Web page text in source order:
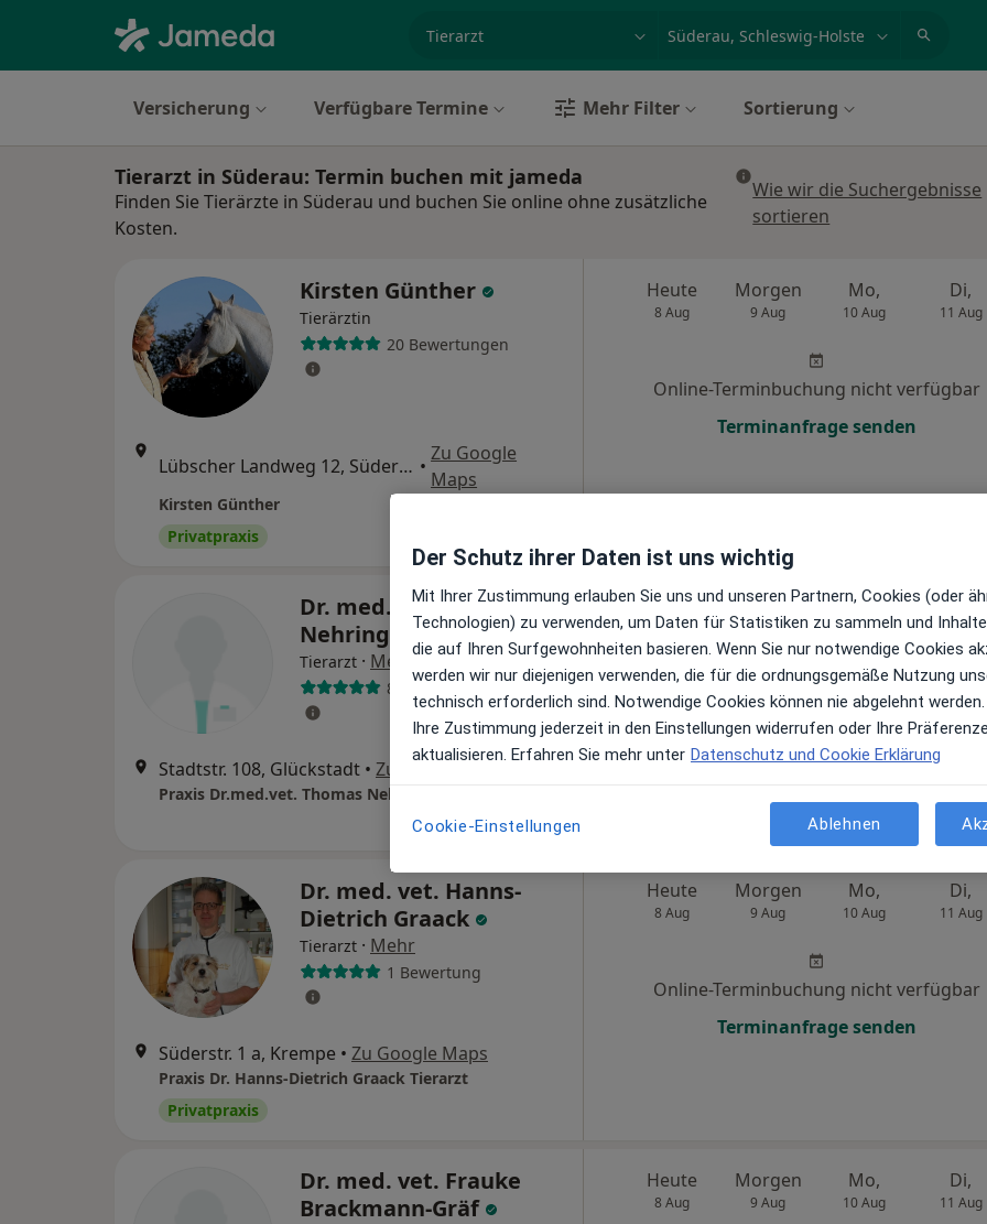
Versicherung Verfügbare Termine Mehr Filter Sortierung
Tierarzt in Süderau: Termin buchen mit jameda
Finden Sie Tierärzte in Süderau und buchen Sie online ohne zusätzliche
Kosten.
Wie wir die Suchergebnisse
sortieren
Kirsten Günther
Tierärztin
20 Bewertungen
Lübscher Landweg 12, Süderau •
Zu Google
Maps
Kirsten Günther
Privatpraxis
Heute
8 Aug
Morgen
9 Aug
Mo,
10 Aug
Di,
11 Aug
Online-Terminbuchung nicht verfügbar
Terminanfrage senden
Dr. med. vet. Thomas
Nehring
Tierarzt · Mehr
8 Bewertungen
Stadtstr. 108, Glückstadt • Zu Google Maps
Praxis Dr.med.vet. Thomas Nehring Tierarzt
Heute
8 Aug
Morgen
9 Aug
Mo,
10 Aug
Di,
11 Aug
Online-Terminbuchung nicht verfügbar
Terminanfrage senden
Dr. med. vet. Hanns-
Dietrich Graack
Tierarzt · Mehr
1 Bewertung
Süderstr. 1 a, Krempe • Zu Google Maps
Praxis Dr. Hanns-Dietrich Graack Tierarzt
Privatpraxis
Heute
8 Aug
Morgen
9 Aug
Mo,
10 Aug
Di,
11 Aug
Online-Terminbuchung nicht verfügbar
Terminanfrage senden
Dr. med. vet. Frauke
Brackmann-Gräf
Heute
8 Aug
Morgen
9 Aug
Mo,
10 Aug
Di,
11 Aug
Der Schutz ihrer Daten ist uns wichtig
Mit Ihrer Zustimmung erlauben Sie uns und unseren Partnern, Cookies (oder
Technologien) zu verwenden, um Daten für Statistiken zu sammeln und
die auf Ihren Surfgewohnheiten basieren. Wenn Sie nur notwendige Cookies
werden wir nur diejenigen verwenden, die für die ordnungsgemäße Nutzung
technisch erforderlich sind. Notwendige Cookies können nie abgelehnt werden.
Ihre Zustimmung jederzeit in den Einstellungen widerrufen oder Ihre
aktualisieren. Erfahren Sie mehr unter Datenschutz und Cookie Erklärung
Cookie-Einstellungen Ablehnen